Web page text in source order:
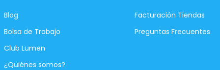
Blog
Bolsa de Trabajo
Club Lumen
¿Quiénes somos?
Facturación Tiendas
Preguntas Frecuentes